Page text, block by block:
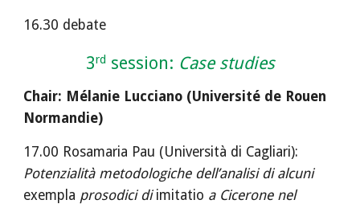
16.30 debate
3rd session: Case studies
Chair: Mélanie Lucciano (Université de Rouen
Normandie)
Potenzialità metodologiche dell’analisi di alcuni
exempla prosodici di imitatio a Cicerone nel